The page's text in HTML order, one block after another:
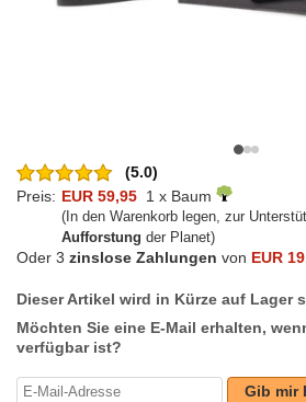
(5.0)
Preis: EUR 59,95 1 x Baum
(In den Warenkorb legen, zur
Aufforstung der Planet)
Oder 3 zinslose Zahlungen von EUR
Dieser Artikel wird in Kürze auf Lager
Möchten Sie eine E-Mail erhalten,
verfügbar ist?
Gib mir